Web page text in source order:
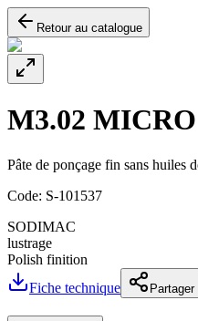
Retour au catalogue
M3.02
Pâte de ponçage fin sans huiles
Code: S-101537
SODIMAC
lustrage
Polish finition
Fiche technique
Partager